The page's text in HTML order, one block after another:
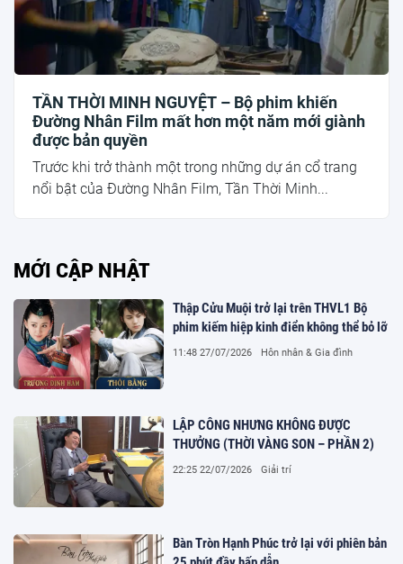
TẦN THỜI MINH NGUYỆT – Bộ phim khiến
Đường Nhân Film mất hơn một năm mới giành
được bản quyền
Trước khi trở thành một trong những dự án cổ trang
nổi bật của Đường Nhân Film, Tần Thời Minh...
MỚI CẬP NHẬT
Thập Cửu Muội trở lại trên THVL1 Bộ
phim kiếm hiệp kinh điển không thể bỏ lỡ
11:48 27/07/2026 Hôn nhân & Gia đình
LẬP CÔNG NHƯNG KHÔNG ĐƯỢC
THƯỞNG (THỜI VÀNG SON – PHẦN 2)
22:25 22/07/2026 Giải trí
Bàn Tròn Hạnh Phúc trở lại với phiên bản